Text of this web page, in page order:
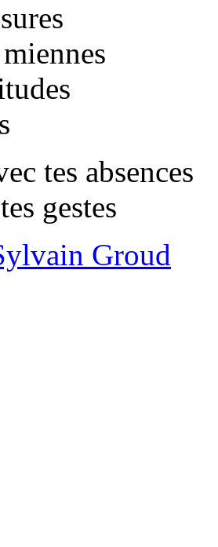
tes absences
gestes
Groud